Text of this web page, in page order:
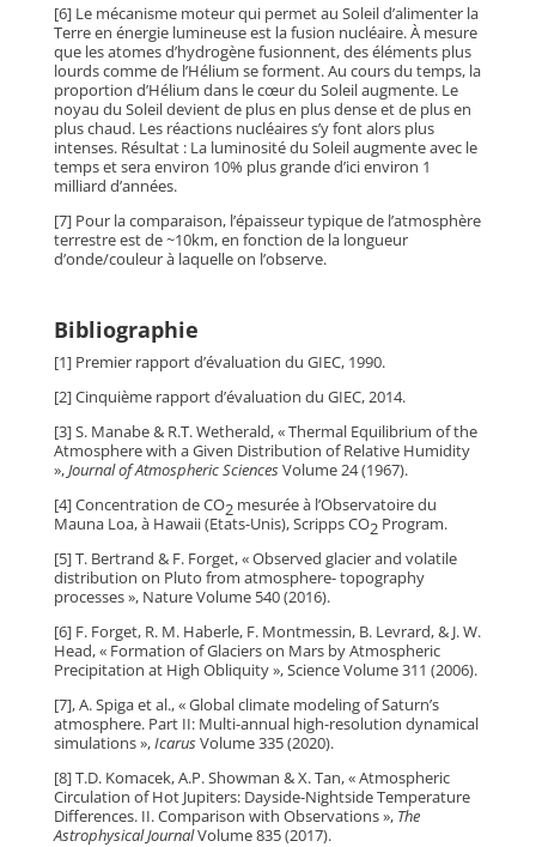
[6] Le mécanisme moteur qui permet au Soleil d’alimenter la
Terre en énergie lumineuse est la fusion nucléaire. À mesure
que les atomes d’hydrogène fusionnent, des éléments plus
lourds comme de l’Hélium se forment. Au cours du temps, la
proportion d’Hélium dans le cœur du Soleil augmente. Le
noyau du Soleil devient de plus en plus dense et de plus en
plus chaud. Les réactions nucléaires s’y font alors plus
intenses. Résultat : La luminosité du Soleil augmente avec le
temps et sera environ 10% plus grande d’ici environ 1
milliard d’années.
[7] Pour la comparaison, l’épaisseur typique de l’atmosphère
terrestre est de ~10km, en fonction de la longueur
d’onde/couleur à laquelle on l’observe.
Bibliographie
[1] Premier rapport d’évaluation du GIEC, 1990.
[2] Cinquième rapport d’évaluation du GIEC, 2014.
[3] S. Manabe & R.T. Wetherald, « Thermal Equilibrium of the
Atmosphere with a Given Distribution of Relative Humidity
»,Journal of Atmospheric SciencesVolume 24 (1967).
[4] Concentration de CO2mesurée à l’Observatoire du
Mauna Loa, à Hawaii (Etats-Unis), Scripps CO2Program.
[5] T. Bertrand & F. Forget, « Observed glacier and volatile
distribution on Pluto from atmosphere- topography
processes », Nature Volume 540 (2016).
[6] F. Forget, R. M. Haberle, F. Montmessin, B. Levrard, & J. W.
Head, « Formation of Glaciers on Mars by Atmospheric
Precipitation at High Obliquity », Science Volume 311 (2006).
[7], A. Spiga et al., « Global climate modeling of Saturn’s
atmosphere. Part II: Multi-annual high-resolution dynamical
simulations »,IcarusVolume 335 (2020).
[8] T.D. Komacek, A.P. Showman & X. Tan, « Atmospheric
Circulation of Hot Jupiters: Dayside-Nightside Temperature
Differences. II. Comparison with Observations », The
Astrophysical JournalVolume 835 (2017).